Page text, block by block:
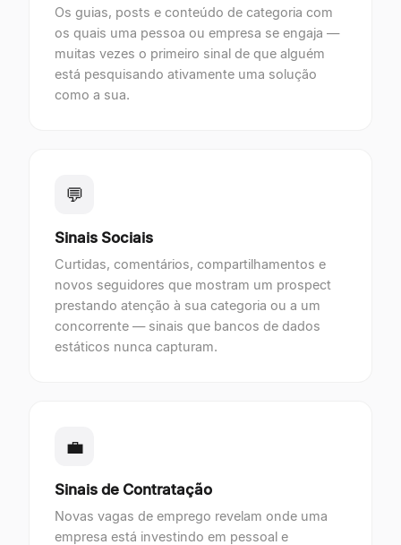
Os guias, posts e conteúdo de categoria com
os quais uma pessoa ou empresa se engaja —
muitas vezes o primeiro sinal de que alguém
está pesquisando ativamente uma solução
como a sua.
💬
Sinais Sociais
Curtidas, comentários, compartilhamentos e
novos seguidores que mostram um prospect
prestando atenção à sua categoria ou a um
concorrente — sinais que bancos de dados
estáticos nunca capturam.
💼
Sinais de Contratação
Novas vagas de emprego revelam onde uma
empresa está investindo em pessoal e